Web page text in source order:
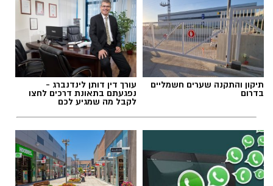
תגים:לדיאן שוורץ וללוטם מדמוני
תיקון והתקנה שערים חשמליים
בדרום
עורך דין דותן לינדנברג -
נפגעתם בתאונת דרכים לחצו
לקבל מה שמגיע לכם